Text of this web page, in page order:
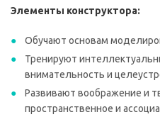
Элементы конструктора:
Обучают основам
Тренируют
внимательность и
Развивают воображение и
пространственное и